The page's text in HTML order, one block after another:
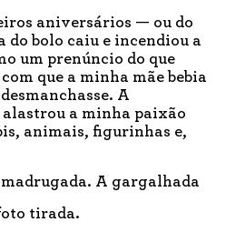
aniversários — ou do
bolo caiu e incendiou a
um prenúncio do que
que a minha mãe bebia
A
alastrou a minha paixão
animais, figurinhas e,
A gargalhada
tirada.